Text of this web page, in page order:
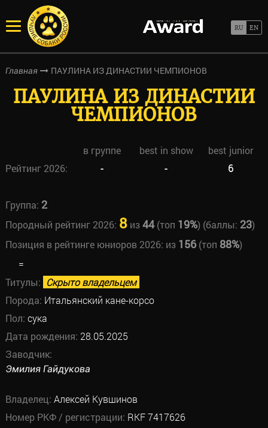
Главная ПАУЛИНА ИЗ ДИНАСТИИ ЧЕМПИОНОВ
ПАУЛИНА ИЗ ДИНАСТИИ
ЧЕМПИОНОВ
в группе best in show
best junior
Рейтинг 2026:
- - 6
Группа: 2
Породный рейтинг 2026: 8из44(топ 19%) (баллы: 23)
Позиция в рейтинге юниоров 2026: из 156(топ 88%)
=
Титулы: Скрыто владельцем
Порода: Итальянский кане-корсо
Пол: сука
Дата рождения: 28.05.2025
Заводчик:
Эмилия Гайдукова
Владелец: Алексей Кувшинов
Номер РКФ / регистрации: RKF 7417626